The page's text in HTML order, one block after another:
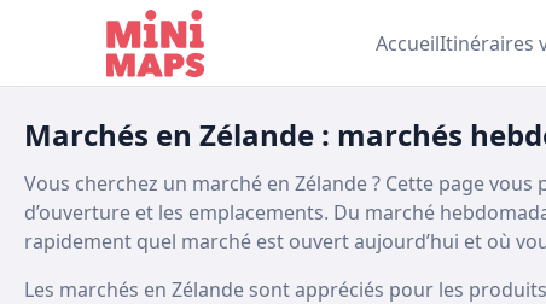
Aller au contenu
AccueilItinéraires
Marchés en Zélande : marchés
Vous cherchez un marché en Zélande ? Cette page
d’ouverture et les emplacements. Du marché
rapidement quel marché est ouvert aujourd’hui et où
Les marchés en Zélande sont appréciés pour les